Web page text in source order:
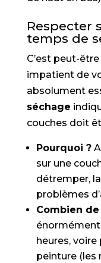
Respecter
temps de
C’est peut-
impatient de
absolument
séchage
couches doit
Pourquoi ?
sur une
détremper,
problèmes
Combien
énormément
heures,
peinture (les